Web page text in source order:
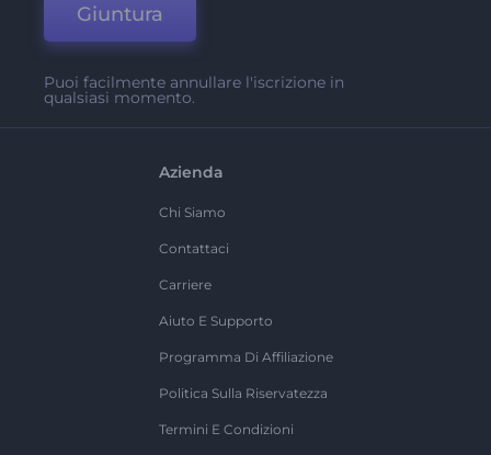
Giuntura
Puoi facilmente annullare l'iscrizione in
qualsiasi momento.
Azienda
Chi Siamo
Contattaci
Carriere
Aiuto E Supporto
Programma Di Affiliazione
Politica Sulla Riservatezza
Termini E Condizioni